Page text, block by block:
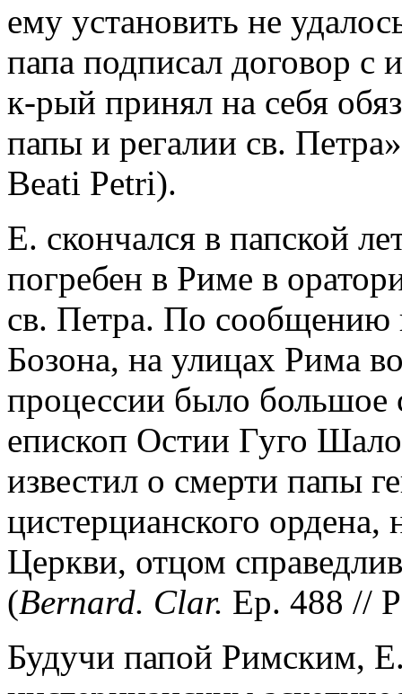
ему установить не
папа подписал договор с
к-рый принял на себя
папы и регалии св.
Beati Petri).
Е. скончался в папской
погребен в Риме в
св. Петра. По сообщению
Бозона, на улицах Рима
процессии было большое
епископ Остии Гуго
известил о смерти папы
цистерцианского ордена,
Церкви, отцом
(Bernard. Clar. Ep. 488 //
Будучи папой Римским, Е.